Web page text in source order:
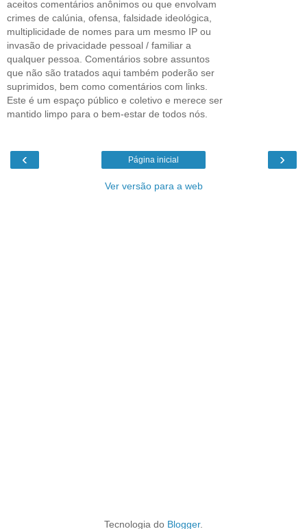
aceitos comentários anônimos ou que envolvam
crimes de calúnia, ofensa, falsidade ideológica,
multiplicidade de nomes para um mesmo IP ou
invasão de privacidade pessoal / familiar a
qualquer pessoa. Comentários sobre assuntos
que não são tratados aqui também poderão ser
suprimidos, bem como comentários com links.
Este é um espaço público e coletivo e merece ser
mantido limpo para o bem-estar de todos nós.
‹ ›
Página inicial
Ver versão para a web
Tecnologia do Blogger.